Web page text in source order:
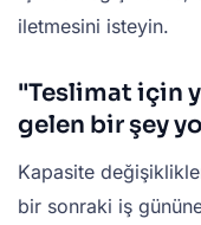
iletmesini isteyin.
"Teslimat için
gelen bir şey
Kapasite
bir sonraki iş